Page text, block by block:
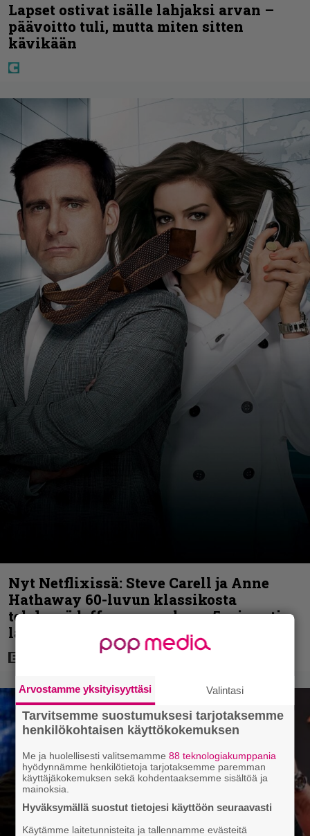
Lapset ostivat isälle lahjaksi arvan –
päävoitto tuli, mutta miten sitten
kävikään
Nyt Netflixissä: Steve Carell ja Anne
Hathaway 60-luvun klassikosta
tehdyssä leffassa – mukana 5 minuutin
laskuvarjohyppy
Arvostamme yksityisyyttäsi Valintasi
Tarvitsemme suostumuksesi tarjotaksemme
henkilökohtaisen käyttökokemuksen
Me ja huolellisesti valitsemamme88 teknologiakumppania
hyödynnämme henkilötietoja tarjotaksemme paremman
käyttäjäkokemuksen sekä kohdentaaksemme sisältöä ja
mainoksia.
Hyväksymällä suostut tietojesi käyttöön seuraavasti
Käytämme laitetunnisteita ja tallennamme evästeitä